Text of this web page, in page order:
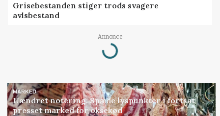
Grisebestanden stiger trods svagere
avlsbestand
Annonce
Loading...
MARKED
Uændret notering: Spæde lyspunkter i fortsat
presset marked for oksekød